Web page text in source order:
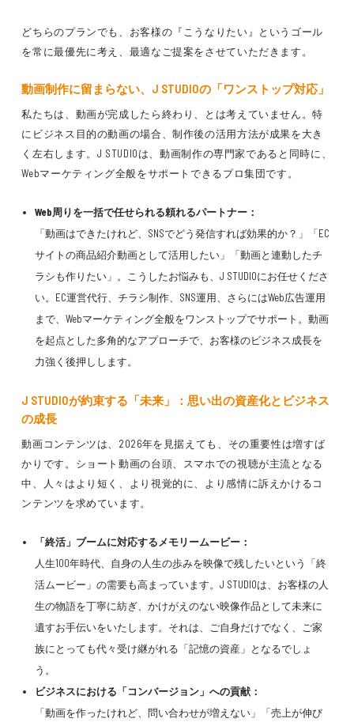
どちらのプランでも、お客様の『こうなりたい』というゴール
を常に最優先に考え、最適なご提案をさせていただきます。
動画制作に留まらない、J STUDIOの「ワンストップ対応」
私たちは、動画が完成したら終わり、とは考えていません。特
にビジネス目的の動画の場合、制作後の活用方法が成果を大き
く左右します。J STUDIOは、動画制作の専門家であると同時に、
Webマーケティング全般をサポートできるプロ集団です。
Web周りを一括で任せられる頼れるパートナー：
「動画はできたけれど、SNSでどう発信すれば効果的か？」「EC
サイトの商品紹介動画として活用したい」「動画と連動したチ
ラシも作りたい」。こうしたお悩みも、J STUDIOにお任せくださ
い。EC運営代行、チラシ制作、SNS運用、さらにはWeb広告運用
まで、Webマーケティング全般をワンストップでサポート。動画
を起点とした多角的なアプローチで、お客様のビジネス成長を
力強く後押しします。
J STUDIOが約束する「未来」：思い出の資産化とビジネス
の成長
動画コンテンツは、2026年を見据えても、その重要性は増すば
かりです。ショート動画の台頭、スマホでの視聴が主流となる
中、人々はより短く、より視覚的に、より感情に訴えかけるコ
ンテンツを求めています。
「終活」ブームに対応するメモリームービー：
人生100年時代、自身の人生の歩みを映像で残したいという「終
活ムービー」の需要も高まっています。J STUDIOは、お客様の人
生の物語を丁寧に紡ぎ、かけがえのない映像作品として未来に
遺すお手伝いをいたします。それは、ご自身だけでなく、ご家
族にとっても代々受け継がれる「記憶の資産」となるでしょ
う。
ビジネスにおける「コンバージョン」への貢献：
「動画を作ったけれど、問い合わせが増えない」「売上が伸び